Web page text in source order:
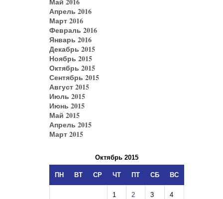
Апрель 2016
Март 2016
Февраль 2016
Январь 2016
Декабрь 2015
Ноябрь 2015
Октябрь 2015
Сентябрь 2015
Август 2015
Июль 2015
Июнь 2015
Май 2015
Апрель 2015
Март 2015
Октябрь 2015
ПН ВТ СР ЧТ ПТ СБ ВС
1 2 3 4